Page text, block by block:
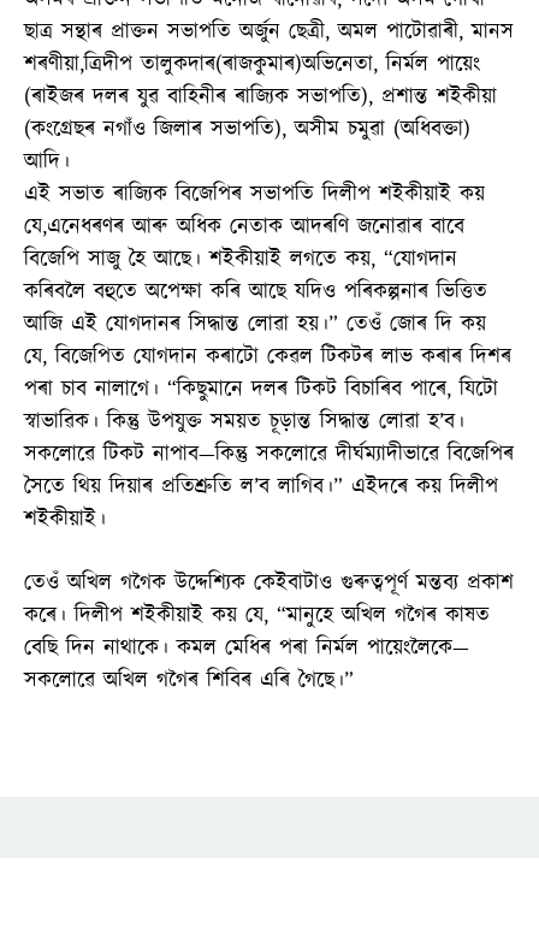
ছাত্ৰ সন্থাৰ প্ৰাক্তন সভাপতি অৰ্জুন ছেত্ৰী, অমল পাটোৱাৰী, মানস
শৰণীয়া,ত্ৰিদীপ তালুকদাৰ(ৰাজকুমাৰ)অভিনেতা, নিৰ্মল পায়েং
(ৰাইজৰ দলৰ যুৱ বাহিনীৰ ৰাজ্যিক সভাপতি), প্ৰশান্ত শইকীয়া
(কংগ্ৰেছৰ নগাঁও জিলাৰ সভাপতি), অসীম চমুৱা (অধিবক্তা)
আদি।
এই সভাত ৰাজ্যিক বিজেপিৰ সভাপতি দিলীপ শইকীয়াই কয়
যে,এনেধৰণৰ আৰু অধিক নেতাক আদৰণি জনোৱাৰ বাবে
বিজেপি সাজু হৈ আছে। শইকীয়াই লগতে কয়, “যোগদান
কৰিবলৈ বহুতে অপেক্ষা কৰি আছে যদিও পৰিকল্পনাৰ ভিত্তিত
আজি এই যোগদানৰ সিদ্ধান্ত লোৱা হয়।” তেওঁ জোৰ দি কয়
যে, বিজেপিত যোগদান কৰাটো কেৱল টিকটৰ লাভ কৰাৰ দিশৰ
পৰা চাব নালাগে। “কিছুমানে দলৰ টিকট বিচাৰিব পাৰে, যিটো
স্বাভাৱিক। কিন্তু উপযুক্ত সময়ত চূড়ান্ত সিদ্ধান্ত লোৱা হ’ব।
সকলোৱে টিকট নাপাব—কিন্তু সকলোৱে দীৰ্ঘম্যাদীভাৱে বিজেপিৰ
সৈতে থিয় দিয়াৰ প্ৰতিশ্ৰুতি ল’ব লাগিব।” এইদৰে কয় দিলীপ
শইকীয়াই।
তেওঁ অখিল গগৈক উদ্দেশ্যিক কেইবাটাও গুৰুত্বপূৰ্ণ মন্তব্য প্ৰকাশ
কৰে। দিলীপ শইকীয়াই কয় যে, “মানুহে অখিল গগৈৰ কাষত
বেছি দিন নাথাকে। কমল মেধিৰ পৰা নিৰ্মল পায়েংলৈকে—
সকলোৱে অখিল গগৈৰ শিবিৰ এৰি গৈছে।”